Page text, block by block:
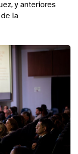
y anteriores
la